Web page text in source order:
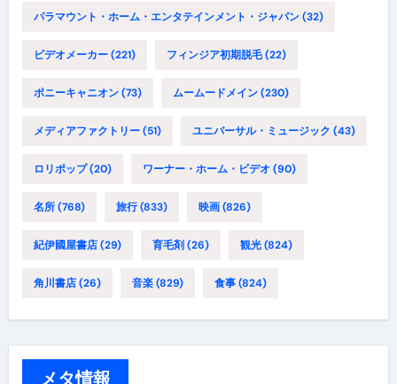
パラマウント・ホーム・エンタテインメント・ジャパン(32)
ビデオメーカー(221) フィンジア初期脱毛(22)
ポニーキャニオン(73) ムームードメイン(230)
メディアファクトリー(51) ユニバーサル・ミュージック (43)
ロリポップ(20) ワーナー・ホーム・ビデオ (90)
名所(768) 旅行(833) 映画(826)
紀伊國屋書店(29) 育毛剤 (26) 観光(824)
角川書店(26) 音楽(829) 食事(824)
メタ情報